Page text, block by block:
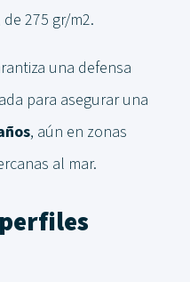
275 gr/m2.
una defensa
para asegurar una
, aún en zonas
al mar.